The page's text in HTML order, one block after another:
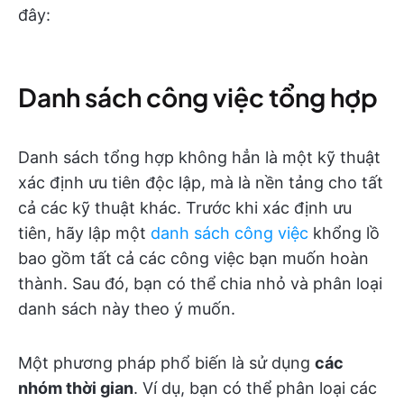
đây:
Danh sách công việc tổng hợp
Danh sách tổng hợp không hẳn là một kỹ thuật
xác định ưu tiên độc lập, mà là nền tảng cho tất
cả các kỹ thuật khác. Trước khi xác định ưu
tiên, hãy lập một danh sách công việc khổng lồ
bao gồm tất cả các công việc bạn muốn hoàn
thành. Sau đó, bạn có thể chia nhỏ và phân loại
danh sách này theo ý muốn.
Một phương pháp phổ biến là sử dụng các
nhóm thời gian. Ví dụ, bạn có thể phân loại các